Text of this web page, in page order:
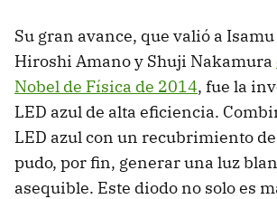
Su gran avance, que valió a
Hiroshi Amano y Shuji Nakamura
Nobel de Física de 2014, fue la
LED azul de alta eficiencia.
LED azul con un recubrimiento
pudo, por fin, generar una luz
asequible. Este diodo no solo es